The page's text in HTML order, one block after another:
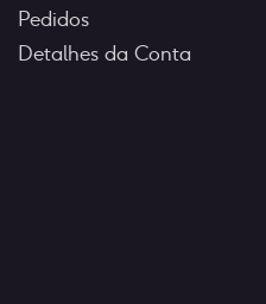
Pedidos
Detalhes da Conta